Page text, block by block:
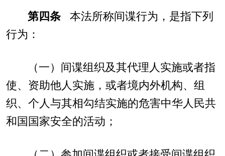
第四条本法所称间谍行为，是指下列
行为：
（一）间谍组织及其代理人实施或者指
使、资助他人实施，或者境内外机构、组
织、个人与其相勾结实施的危害中华人民共
和国国家安全的活动；